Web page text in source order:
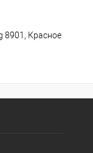
8901, Красное